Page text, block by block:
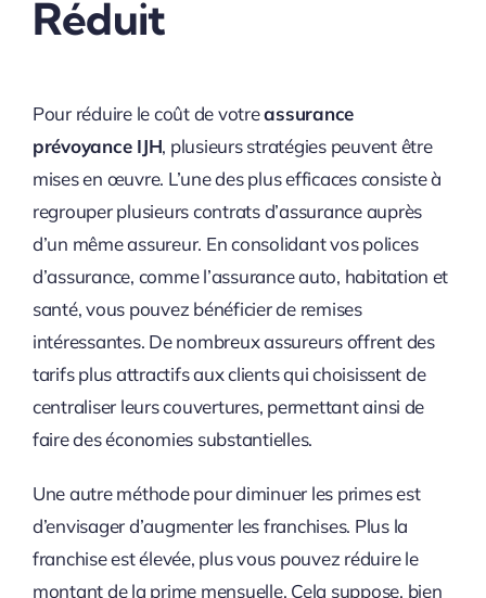
Réduit
Pour réduire le coût de votreassurance
prévoyance IJH, plusieurs stratégies peuvent être
mises en œuvre. L’une des plus efficaces consiste à
regrouper plusieurs contrats d’assurance auprès
d’un même assureur. En consolidant vos polices
d’assurance, comme l’assurance auto, habitation et
santé, vous pouvez bénéficier de remises
intéressantes. De nombreux assureurs offrent des
tarifs plus attractifs aux clients qui choisissent de
centraliser leurs couvertures, permettant ainsi de
faire des économies substantielles.
Une autre méthode pour diminuer les primes est
d’envisager d’augmenter les franchises. Plus la
franchise est élevée, plus vous pouvez réduire le
montant de la prime mensuelle. Cela suppose, bien